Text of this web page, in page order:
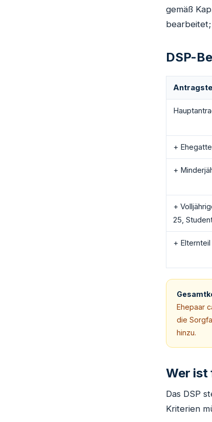
gemäß
DSP-
+
+
+
25,
+
Ehepaar
die
hinzu.
Wer ist
Das DSP
Kriterien